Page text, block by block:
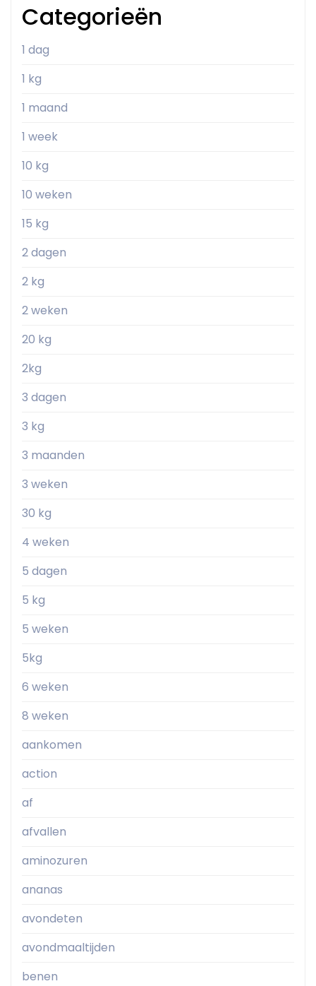
Categorieën
1 dag
1 kg
1 maand
1 week
10 kg
10 weken
15 kg
2 dagen
2 kg
2 weken
20 kg
2kg
3 dagen
3 kg
3 maanden
3 weken
30 kg
4 weken
5 dagen
5 kg
5 weken
5kg
6 weken
8 weken
aankomen
action
af
afvallen
aminozuren
ananas
avondeten
avondmaaltijden
benen